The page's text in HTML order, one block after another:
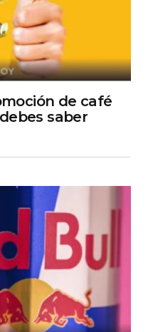
de café
saber